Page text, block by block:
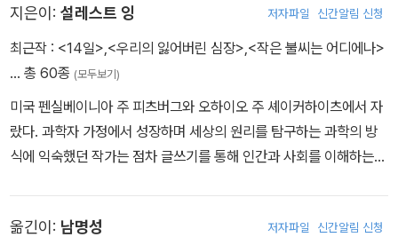
지은이: 설레스트 잉 저자파일 신간알림 신청
최근작 : <14일> <우리의 잃어버린 심장> <작은 불씨는 어디에나>
… 총 60종 (모두보기)
미국 펜실베이니아 주 피츠버그와 오하이오 주 셰이커하이츠에서 자
랐다. 과학자 가정에서 성장하며 세상의 원리를 탐구하는 과학의 방
식에 익숙했던 작가는 점차 글쓰기를 통해 인간과 사회를 이해하는
게 절대로 말하지 않는 것들》을 발표하며 데뷔했다. 이 작품은 출간과
옮긴이: 남명성 저자파일 신간알림 신청